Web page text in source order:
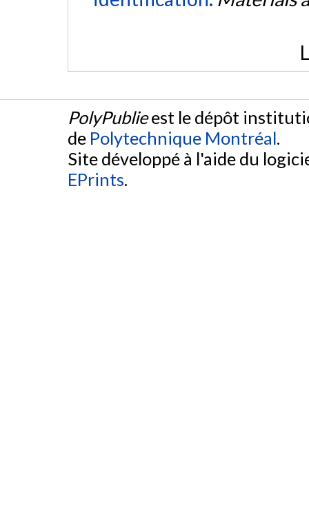
PolyPublieest le dépôt
de Polytechnique Montréal.
Site développé à l'aide du
EPrints.